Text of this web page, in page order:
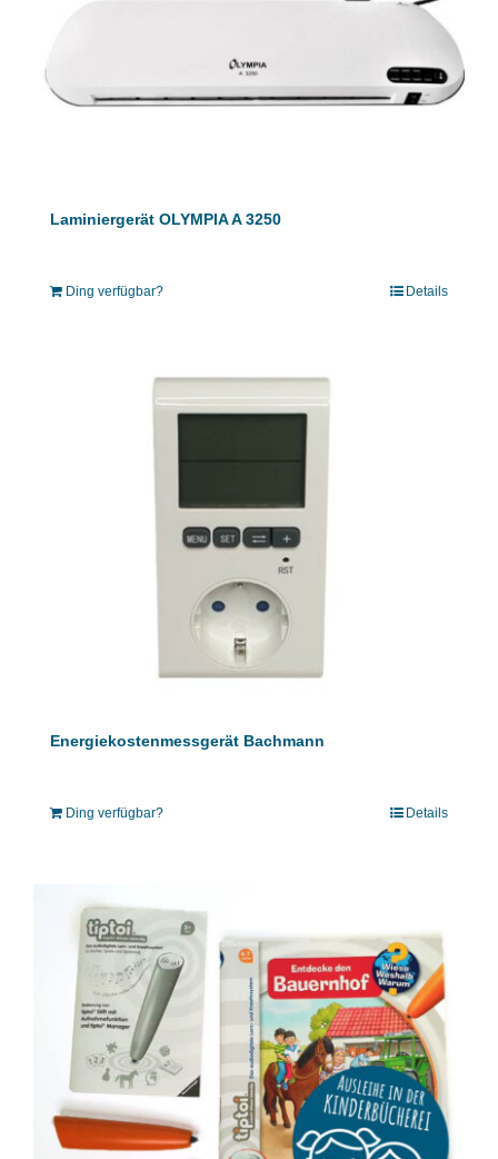
Laminiergerät OLYMPIA A 3250
Ding verfügbar? Details
Energiekostenmessgerät Bachmann
Ding verfügbar? Details